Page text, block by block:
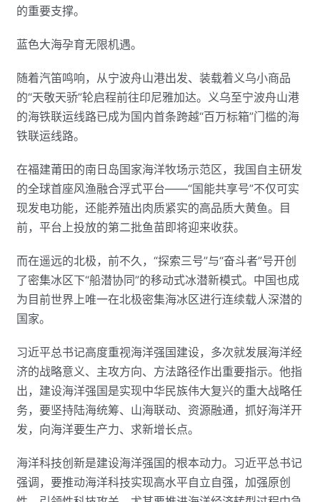
的重要支撑。
蓝色大海孕育无限机遇。
随着汽笛鸣响，从宁波舟山港出发、装载着义乌小商品
的“天敬天骄”轮启程前往印尼雅加达。义乌至宁波舟山港
的海铁联运线路已成为国内首条跨越“百万标箱”门槛的海
铁联运线路。
在福建莆田的南日岛国家海洋牧场示范区，我国自主研发
的全球首座风渔融合浮式平台——“国能共享号”不仅可实
现发电功能，还能养殖出肉质紧实的高品质大黄鱼。目
前，平台上投放的第二批鱼苗即将迎来收获。
而在遥远的北极，前不久，“探索三号”与“奋斗者”号开创
了密集冰区下“船潜协同”的移动式冰潜新模式。中国也成
为目前世界上唯一在北极密集海冰区进行连续载人深潜的
国家。
习近平总书记高度重视海洋强国建设，多次就发展海洋经
济的战略意义、主攻方向、方法路径作出重要指示。他指
出，建设海洋强国是实现中华民族伟大复兴的重大战略任
务，要坚持陆海统筹、山海联动、资源融通，抓好海洋开
发，向海洋要生产力、求新增长点。
海洋科技创新是建设海洋强国的根本动力。习近平总书记
强调，要推动海洋科技实现高水平自立自强，加强原创